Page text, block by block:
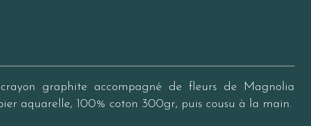
graphite accompagné de fleurs de Magnolia
aquarelle, 100% coton 300gr, puis cousu à la main.